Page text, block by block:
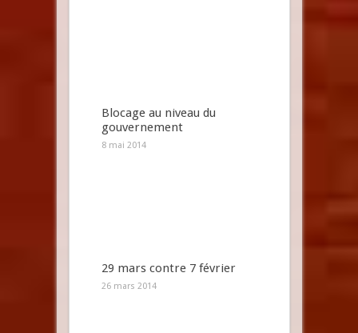
Blocage au niveau du
gouvernement
8 mai 2014
29 mars contre 7 février
26 mars 2014